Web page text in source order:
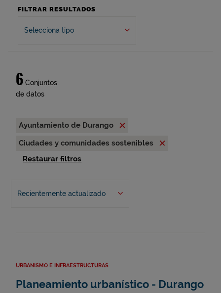
FILTRAR RESULTADOS
Selecciona tipo
6 Conjuntos
de datos
Ayuntamiento de Durango
Ciudades y comunidades sostenibles
Restaurar filtros
Recientemente actualizado
URBANISMO E INFRAESTRUCTURAS
Planeamiento urbanístico - Durango